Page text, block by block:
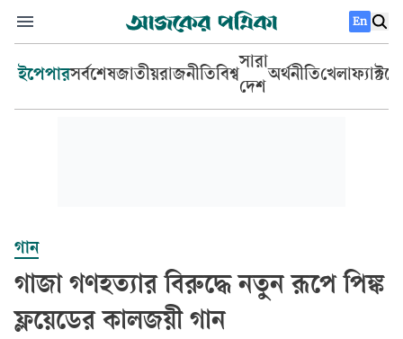
En
ইপেপারসর্বশেষজাতীয়রাজনীতিবিশ্ব
সারা
দেশ
অর্থনীতিখেলা
গান
গাজা গণহত্যার বিরুদ্ধে নতুন রূপে পিঙ্ক
ফ্লয়েডের কালজয়ী গান